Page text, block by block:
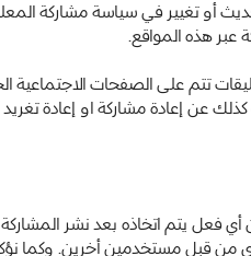
أو تغيير في سياسة مشاركة
عبر هذه المواقع.
تتم على الصفحات الاجتماعية
كذلك عن إعادة مشاركة او
أي فعل يتم اتخاذه بعد نشر
من قبل مستخدمين أخرين. وكما